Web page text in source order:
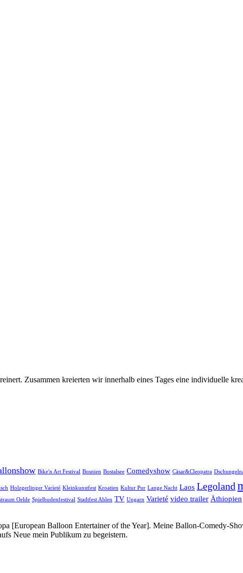
Zusammen kreierten wir innerhalb eines Tages eine individuelle
Bike'n Art Festival Bosnien Bostalsee Comedyshow Cäsar&Cleopatra
Holzgerlinger Varieté Kleinkunstfest Kroatien Kultur Pur Lange Nacht Laos Legoland
Oelde Spielbudenfestival Stadtfest Ahlen TV Ungarn Varieté video trailer Äthiopien
[European Balloon Entertainer of the Year]. Meine Ballon-Comedy-
Neue mein Publikum zu begeistern.